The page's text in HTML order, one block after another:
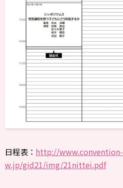
日程表： http://www.convention-
w.jp/gid21/img/21nittei.pdf